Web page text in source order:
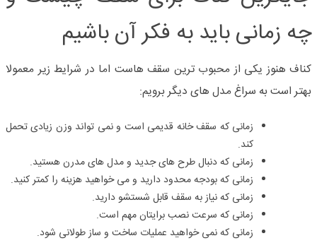
چه زمانی باید به فکر آن باشیم
کناف هنوز یکی از محبوب ترین سقف هاست اما در شرایط زیر معمولا
بهتر است به سراغ مدل های دیگر برویم:
زمانی که سقف خانه قدیمی است و نمی تواند وزن زیادی تحمل
کند.
زمانی که دنبال طرح های جدید و مدل های مدرن هستید.
زمانی که بودجه محدود دارید و می خواهید هزینه را کمتر کنید.
زمانی که نیاز به سقف قابل شستشو دارید.
زمانی که سرعت نصب برایتان مهم است.
زمانی که نمی خواهید عملیات ساخت و ساز طولانی شود.